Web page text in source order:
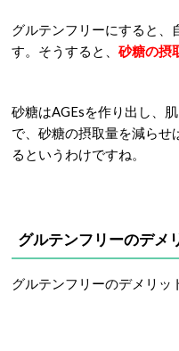
グルテンフリーにすると、
す。そうすると、 砂糖の摂
砂糖はAGEsを作り出し、
で、砂糖の摂取量を減らせ
るというわけですね。
グルテンフリーのデメ
グルテンフリーのデメリッ